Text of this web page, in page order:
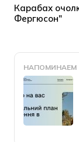
НАПОМИНАЕМ